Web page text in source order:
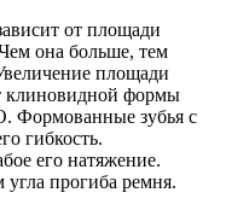
от площади
она больше, тем
площади
клиновидной формы
Формованные зубья с
гибкость.
его натяжение.
прогиба ремня.